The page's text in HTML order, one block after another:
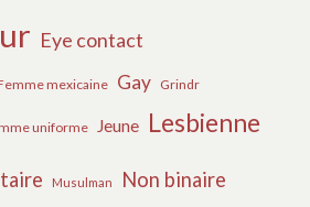
Eye contact
mexicaine Gay Grindr
uniforme Jeune Lesbienne
Musulman Non binaire